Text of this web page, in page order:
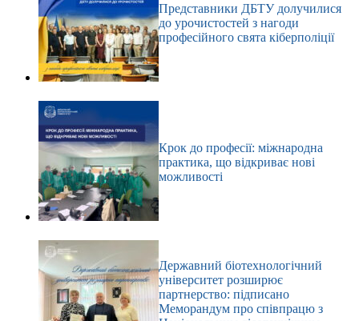
Представники ДБТУ долучилися
до урочистостей з нагоди
професійного свята кіберполіції
Крок до професії: міжнародна
практика, що відкриває нові
можливості
Державний біотехнологічний
університет розширює
партнерство: підписано
Меморандум про співпрацю з